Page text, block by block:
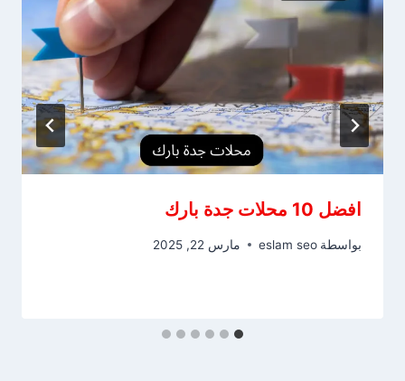
افضل 10 محلات جدة بارك
بواسطة eslam seo مارس 22, 2025